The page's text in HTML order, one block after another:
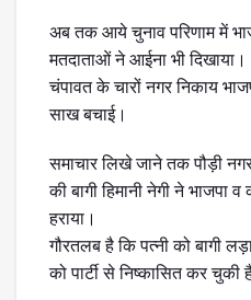
अब तक आये चुनाव परिणाम में
मतदाताओं ने आईना भी दिखाया।
चंपावत के चारों नगर निकाय
साख बचाई।
समाचार लिखे जाने तक पौड़ी नगर
की बागी हिमानी नेगी ने भाजपा
हराया।
गौरतलब है कि पत्नी को बागी
को पार्टी से निष्कासित कर चुकी